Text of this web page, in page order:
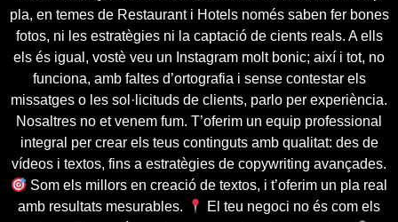
pla, en temes de Restaurant i Hotels només saben fer bones
fotos, ni les estratègies ni la captació de cients reals. A ells
els és igual, vostè veu un Instagram molt bonic; així i tot, no
funciona, amb faltes d’ortografia i sense contestar els
missatges o les sol·licituds de clients, parlo per experiència.
Nosaltres no et venem fum. T’oferim un equip professional
integral per crear els teus continguts amb qualitat: des de
vídeos i textos, fins a estratègies de copywriting avançades.
Som els millors en creació de textos, i t’oferim un pla real
amb resultats mesurables.
El teu negoci no és com els